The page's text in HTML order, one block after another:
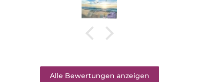
Alle Bewertungen anzeigen